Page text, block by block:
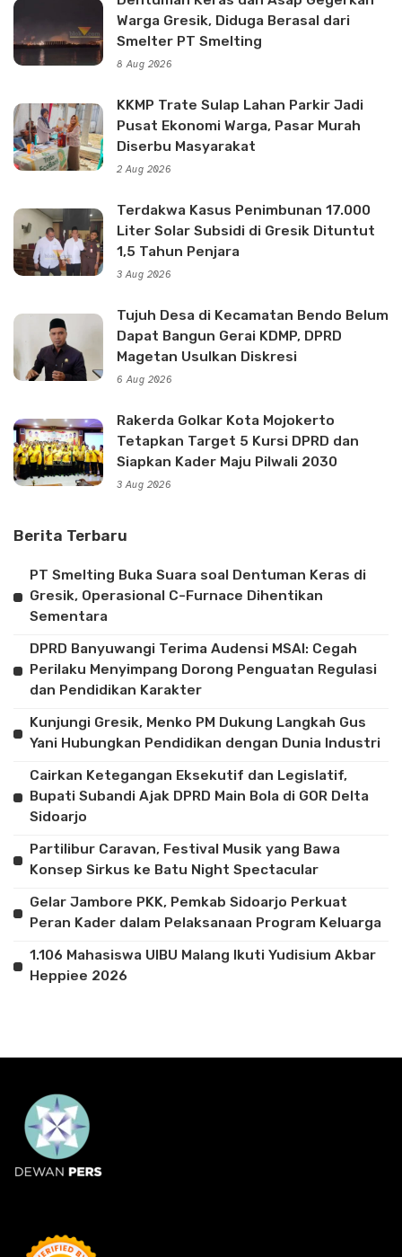
Warga Gresik, Diduga Berasal dari
Smelter PT Smelting
8 Aug 2026
KKMP Trate Sulap Lahan Parkir Jadi
Pusat Ekonomi Warga, Pasar Murah
Diserbu Masyarakat
2 Aug 2026
Terdakwa Kasus Penimbunan 17.000
Liter Solar Subsidi di Gresik Dituntut
1,5 Tahun Penjara
3 Aug 2026
Tujuh Desa di Kecamatan Bendo Belum
Dapat Bangun Gerai KDMP, DPRD
Magetan Usulkan Diskresi
6 Aug 2026
Rakerda Golkar Kota Mojokerto
Tetapkan Target 5 Kursi DPRD dan
Siapkan Kader Maju Pilwali 2030
3 Aug 2026
Berita Terbaru
PT Smelting Buka Suara soal Dentuman Keras di
Gresik, Operasional C-Furnace Dihentikan
Sementara
DPRD Banyuwangi Terima Audensi MSAI: Cegah
Perilaku Menyimpang Dorong Penguatan Regulasi
dan Pendidikan Karakter
Kunjungi Gresik, Menko PM Dukung Langkah Gus
Yani Hubungkan Pendidikan dengan Dunia Industri
Cairkan Ketegangan Eksekutif dan Legislatif,
Bupati Subandi Ajak DPRD Main Bola di GOR Delta
Sidoarjo
Partilibur Caravan, Festival Musik yang Bawa
Konsep Sirkus ke Batu Night Spectacular
Gelar Jambore PKK, Pemkab Sidoarjo Perkuat
Peran Kader dalam Pelaksanaan Program Keluarga
1.106 Mahasiswa UIBU Malang Ikuti Yudisium Akbar
Heppiee 2026